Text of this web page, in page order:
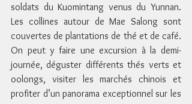
soldats du Kuomintang venus du Yunnan.
Les collines autour de Mae Salong sont
couvertes de plantations de thé et de café.
On peut y faire une excursion à la demi-
journée, déguster différents thés verts et
oolongs, visiter les marchés chinois et
profiter d’un panorama exceptionnel sur les